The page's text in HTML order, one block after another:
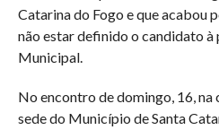
Catarina do Fogo e que acabou
não estar definido o candidato à
Municipal.
No encontro de domingo, 16, na
sede do Município de Santa